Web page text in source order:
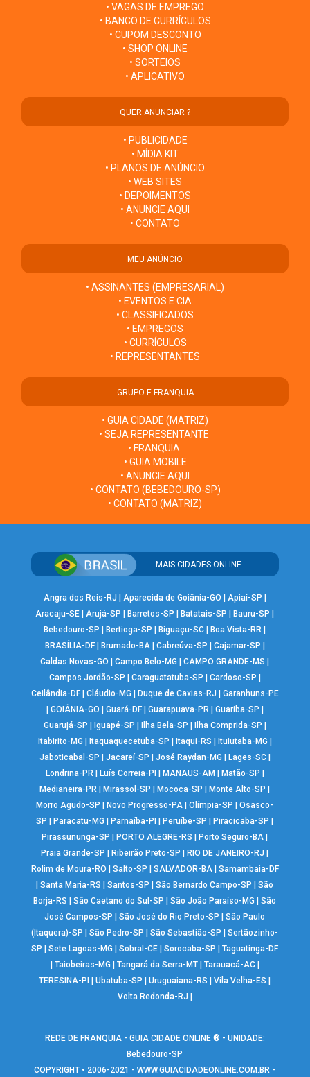
• VAGAS DE EMPREGO
• BANCO DE CURRÍCULOS
• CUPOM DESCONTO
• SHOP ONLINE
• SORTEIOS
• APLICATIVO
QUER ANUNCIAR ?
• PUBLICIDADE
• MÍDIA KIT
• PLANOS DE ANÚNCIO
• WEB SITES
• DEPOIMENTOS
• ANUNCIE AQUI
• CONTATO
MEU ANÚNCIO
• ASSINANTES (EMPRESARIAL)
• EVENTOS E CIA
• CLASSIFICADOS
• EMPREGOS
• CURRÍCULOS
• REPRESENTANTES
GRUPO E FRANQUIA
• GUIA CIDADE (MATRIZ)
• SEJA REPRESENTANTE
• FRANQUIA
• GUIA MOBILE
• ANUNCIE AQUI
• CONTATO (BEBEDOURO-SP)
• CONTATO (MATRIZ)
MAIS CIDADES ONLINE
Angra dos Reis-RJ Aparecida de Goiânia-GO Apiaí-SP
Aracaju-SE |Arujá-SP Barretos-SP Batatais-SP Bauru-SP
Bebedouro-SP
Bertioga-SP Biguaçu-SC Boa Vista-RR
BRASÍLIA-DF| Brumado-BA| Cabreúva-SP Cajamar-SP
Caldas Novas-GO
|Campo Belo-MG |CAMPO GRANDE-MS
Campos Jordão-SP
Caraguatatuba-SP Cardoso-SP
Ceilândia-DF| Cláudio-MG Duque de Caxias-RJ
Garanhuns-PE
GOIÂNIA-GO Guará-DF| Guarapuava-PR| Guariba-SP
Guarujá-SP
Iguapé-SP Ilha Bela-SP Ilha Comprida-SP
Itabirito-MG
Itaquaquecetuba-SP Itaqui-RS Ituiutaba-MG
Jaboticabal-SP
Jacareí-SP José Raydan-MG Lages-SC|
Londrina-PR| Luís Correia-PI MANAUS-AM Matão-SP
Medianeira-PR
Mirassol-SP Mococa-SP Monte Alto-SP
Morro Agudo-SP
Novo Progresso-PA |Olímpia-SP |Osasco-
SP
Paracatu-MG Parnaíba-PI Peruíbe-SP Piracicaba-SP
Pirassununga-SP
PORTO ALEGRE-RS Porto Seguro-BA
Praia Grande-SP
Ribeirão Preto-SP RIO DE JANEIRO-RJ
Rolim de Moura-RO
Salto-SP SALVADOR-BA| Samambaia-DF
|Santa Maria-RS |Santos-SP |São Bernardo Campo-SP |São
Borja-RS
|São Caetano do Sul-SP |São João Paraíso-MG |São
José Campos-SP
|São José do Rio Preto-SP |São Paulo
(Itaquera)-SP
|São Pedro-SP |São Sebastião-SP |Sertãozinho-
SP
|Sete Lagoas-MG |Sobral-CE |Sorocaba-SP |Taguatinga-DF
Taiobeiras-MG Tangará da Serra-MT| Tarauacá-AC|
TERESINA-PI
|Ubatuba-SP |Uruguaiana-RS |Vila Velha-ES
Volta Redonda-RJ
REDE DE FRANQUIA - GUIA CIDADE ONLINE ® - UNIDADE:
Bebedouro-SP
COPYRIGHT • 2006-2021 -WWW.GUIACIDADEONLINE.COM.BR -